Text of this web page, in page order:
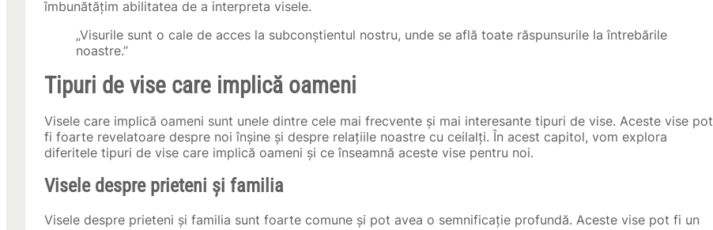
îmbunătățim abilitatea de a interpreta visele.
„Visurile sunt o cale de acces la subconștientul nostru, unde se află toate răspunsurile la întrebările
noastre.”
Tipuri de vise care implică oameni
Visele care implică oameni sunt unele dintre cele mai frecvente și mai interesante tipuri de vise. Aceste vise pot
fi foarte revelatoare despre noi înșine și despre relațiile noastre cu ceilalți. În acest capitol, vom explora
diferitele tipuri de vise care implică oameni și ce înseamnă aceste vise pentru noi.
Visele despre prieteni și familia
Visele despre prieteni și familia sunt foarte comune și pot avea o semnificație profundă. Aceste vise pot fi un